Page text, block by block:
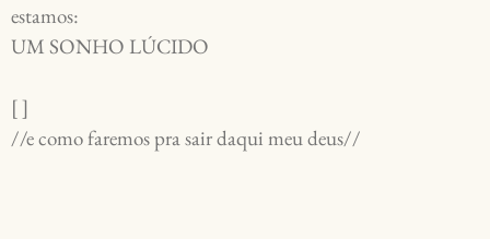
estamos:
UM SONHO LÚCIDO
[ ]
//e como faremos pra sair daqui meu deus//